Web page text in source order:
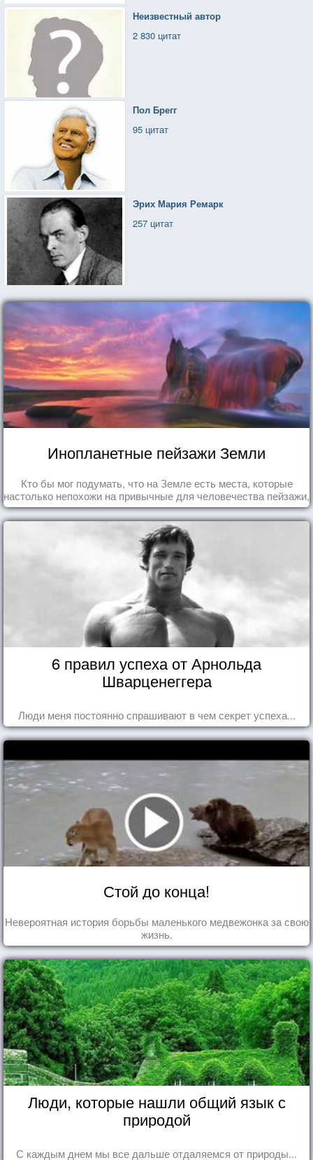
Неизвестный автор
2 830 цитат
Пол Брегг
95 цитат
Эрих Мария Ремарк
257 цитат
Инопланетные пейзажи Земли
Кто бы мог подумать, что на Земле есть места, которые
настолько непохожи на привычные для человечества пейзажи,
что кажутся и вовсе инопланетными!
6 правил успеха от Арнольда
Шварценеггера
Люди меня постоянно спрашивают в чем секрет успеха...
Стой до конца!
Невероятная история борьбы маленького медвежонка за свою
жизнь.
Люди, которые нашли общий язык с
природой
С каждым днем мы все дальше отдаляемся от природы...